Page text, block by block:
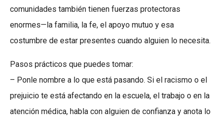
comunidades también tienen fuerzas protectoras
enormes—la familia, la fe, el apoyo mutuo y esa
costumbre de estar presentes cuando alguien lo necesita.
Pasos prácticos que puedes tomar:
– Ponle nombre a lo que está pasando. Si el racismo o el
prejuicio te está afectando en la escuela, el trabajo o en la
atención médica, habla con alguien de confianza y anota lo